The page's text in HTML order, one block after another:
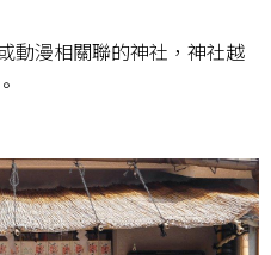
動漫相關聯的神社，神社越